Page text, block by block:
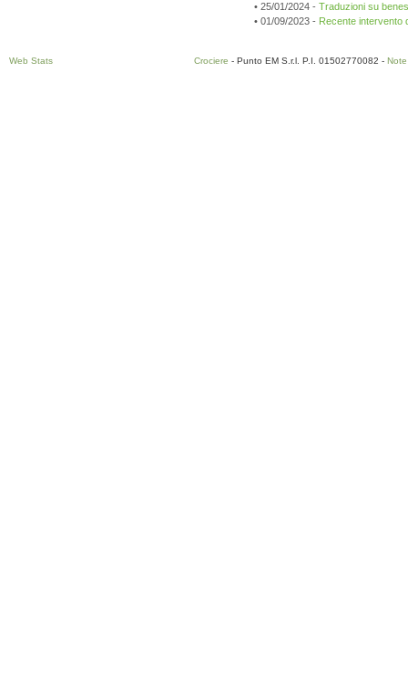
• 25/01/2024 - Traduzioni su
• 01/09/2023 - Recente intervento
Web Stats Crociere - Punto EM S.r.l. P.I. 01502770082 -